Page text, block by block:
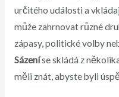
určitého události a
může zahrnovat různé
zápasy, politické volby
Sázeníse skládá z
měli znát, abyste byli